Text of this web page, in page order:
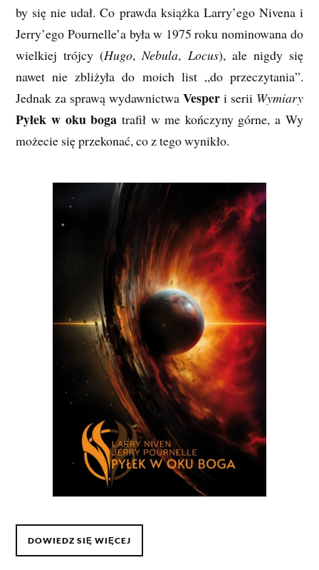
by się nie udał. Co prawda książka Larry’ego Nivena i
Jerry’ego Pournelle’a była w 1975 roku nominowana do
wielkiej trójcy (Hugo, Nebula, Locus), ale nigdy się
nawet nie zbliżyła do moich list „do przeczytania”.
Jednak za sprawą wydawnictwa Vesperi serii Wymiary
Pyłek w oku boga trafił w me kończyny górne, a Wy
możecie się przekonać, co z tego wynikło.
DOWIEDZ SIĘ WIĘCEJ